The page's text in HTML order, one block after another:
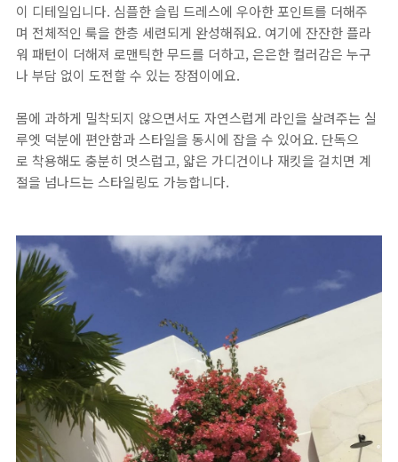
이 디테일입니다. 심플한 슬립 드레스에 우아한 포인트를 더해주
며 전체적인 룩을 한층 세련되게 완성해줘요. 여기에 잔잔한 플라
워 패턴이 더해져 로맨틱한 무드를 더하고, 은은한 컬러감은 누구
나 부담 없이 도전할 수 있는 장점이에요.
몸에 과하게 밀착되지 않으면서도 자연스럽게 라인을 살려주는 실
루엣 덕분에 편안함과 스타일을 동시에 잡을 수 있어요. 단독으
로 착용해도 충분히 멋스럽고, 얇은 가디건이나 재킷을 걸치면 계
절을 넘나드는 스타일링도 가능합니다.